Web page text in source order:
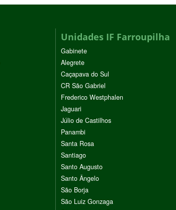
Unidades IF Farroupilha
Gabinete
Alegrete
Caçapava do Sul
CR São Gabriel
Frederico Westphalen
Jaguari
Júlio de Castilhos
Panambi
Santa Rosa
Santiago
Santo Augusto
Santo Ângelo
São Borja
São Luiz Gonzaga